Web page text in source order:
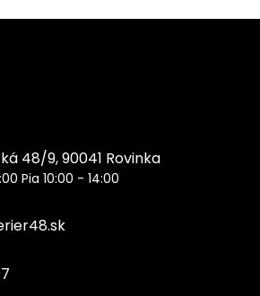
48/9, 90041 Rovinka
Pia 10:00 - 14:00